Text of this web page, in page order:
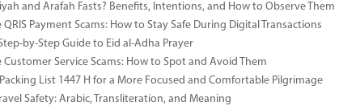
and Arafah Fasts? Benefits, Intentions, and How to Observe Them
QRIS Payment Scams: How to Stay Safe During Digital Transactions
by-Step Guide to Eid al-Adha Prayer
Customer Service Scams: How to Spot and Avoid Them
List 1447 H for a More Focused and Comfortable Pilgrimage
Safety: Arabic, Transliteration, and Meaning